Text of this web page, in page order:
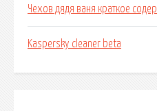
Чехов дядя ваня краткое
Kaspersky cleaner beta